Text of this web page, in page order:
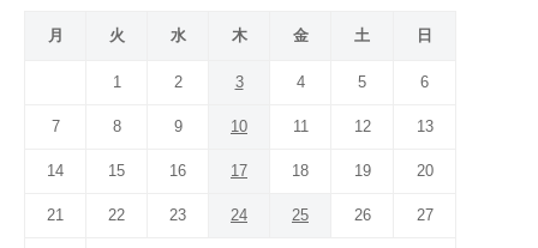
月 火 水 木 金 土 日
1 2 3 4 5 6
7 8 9 10 11 12 13
14 15 16 17 18 19 20
21 22 23 24 25 26 27